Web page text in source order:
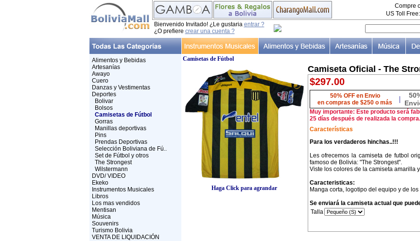
Compre
US Toll
Bienvenido Invitado! ¿Le gustaria entrar ?
¿O prefiere crear una cuenta ?
Alimentos y Bebidas
Artesanías
Awayo
Cuero
Danzas y Vestimentas
Deportes
Bolivar
Bolsos
Camisetas de Fútbol
Gorras
Manillas deportivas
Pins
Prendas Deportivas
Selección Boliviana de Fú..
Set de Fútbol y otros
The Strongest
Wilstermann
DVD/ VIDEO
Ekeko
Instrumentos Musicales
Libros
Los mas vendidos
Mentisan
Música
Souvenirs
Turismo Bolivia
VENTA DE LIQUIDACIÓN
Camisetas de Fútbol
Haga Click para agrandar
Camiseta Oficial - The
$297.00
50% OFF en Envio
en compras de $250 o más
|
Muy importante: Este producto será
25 días después de realizada la compra.
Características
Para los verdaderos hinchas..!!!
Les ofrecemos la camiseta de futbol
famoso de Bolivia: "The Strongest".
Viste los colores de la camiseta amarilla
Caracteristicas:
Manga corta, logotipo del equipo y de
Se enviará la camiseta actual que
Talla